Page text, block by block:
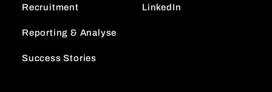
Recruitment
Reporting & Analyse
Success Stories
LinkedIn